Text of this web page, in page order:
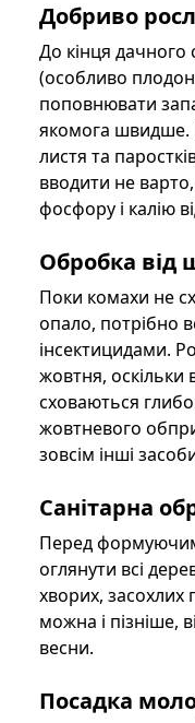
Добриво
До кінця дачного
(особливо
поповнювати
якомога швидше.
листя та
вводити не
фосфору і калію
Обробка від
Поки комахи не
опало, потрібно
інсектицидами.
жовтня, оскільки
сховаються
жовтневого
зовсім інші
Санітарна
Перед
оглянути всі
хворих, засохлих
можна і пізніше,
весни.
Посадка